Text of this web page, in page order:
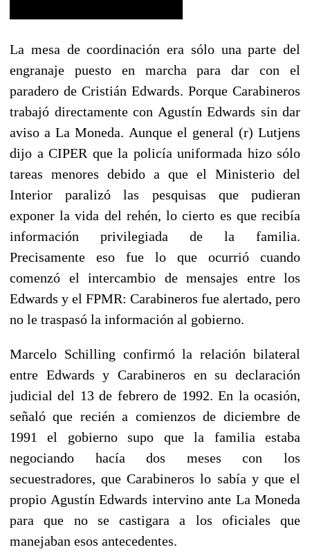
La mesa de coordinación era sólo una parte del
engranaje puesto en marcha para dar con el
paradero de Cristián Edwards. Porque Carabineros
trabajó directamente con Agustín Edwards sin dar
aviso a La Moneda. Aunque el general (r) Lutjens
dijo a CIPER que la policía uniformada hizo sólo
tareas menores debido a que el Ministerio del
Interior paralizó las pesquisas que pudieran
exponer la vida del rehén, lo cierto es que recibía
información privilegiada de la familia.
Precisamente eso fue lo que ocurrió cuando
comenzó el intercambio de mensajes entre los
Edwards y el FPMR: Carabineros fue alertado, pero
no le traspasó la información al gobierno.
Marcelo Schilling confirmó la relación bilateral
entre Edwards y Carabineros en su declaración
judicial del 13 de febrero de 1992. En la ocasión,
señaló que recién a comienzos de diciembre de
1991 el gobierno supo que la familia estaba
negociando hacía dos meses con los
secuestradores, que Carabineros lo sabía y que el
propio Agustín Edwards intervino ante La Moneda
para que no se castigara a los oficiales que
manejaban esos antecedentes.